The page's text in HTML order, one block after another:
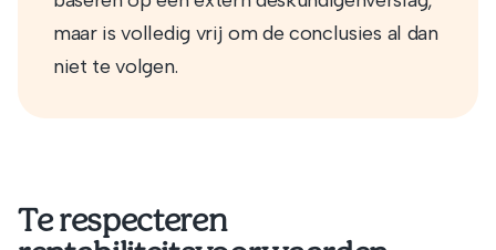
maar is volledig vrij om de conclusies al dan
niet te volgen.
Te respecteren